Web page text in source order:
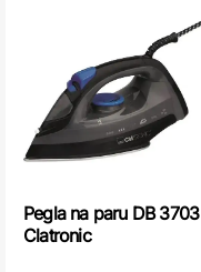
Pegla na paru DB 3703
Clatronic